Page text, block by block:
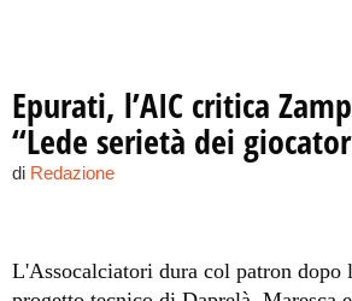
Epurati, l’AIC critica
“Lede serietà dei
di Redazione
L'Assocalciatori dura col patron dopo